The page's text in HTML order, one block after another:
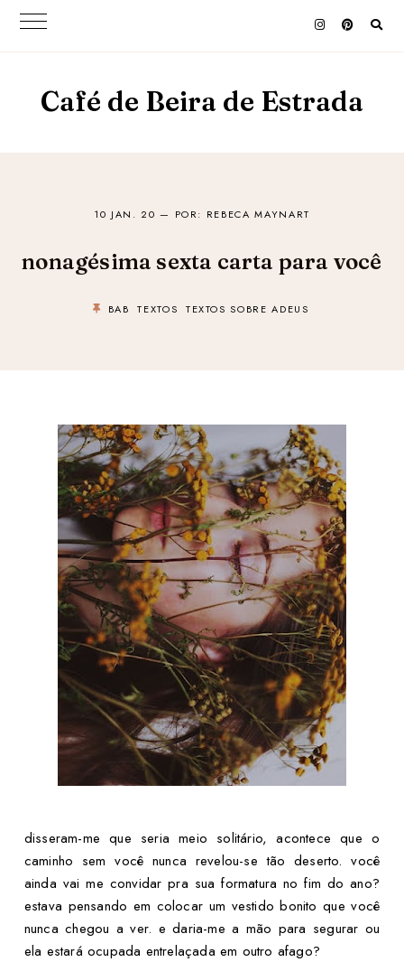
Café de Beira de Estrada
10 JAN. 20 — POR: REBECA MAYNART
nonagésima sexta carta para você
BAB TEXTOS TEXTOS SOBRE ADEUS
disseram-me que seria meio solitário, acontece que o
caminho sem você nunca revelou-se tão deserto. você
ainda vai me convidar pra sua formatura no fim do ano?
estava pensando em colocar um vestido bonito que você
nunca chegou a ver. e daria-me a mão para segurar ou
ela estará ocupada entrelaçada em outro afago?